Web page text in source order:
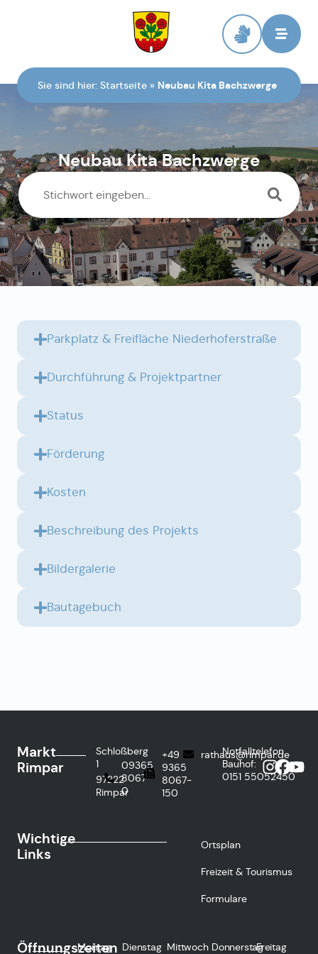
Sie sind hier: Startseite » Neubau Kita Bachzwerge
Neubau Kita Bachzwerge
Parkplatz & Freifläche Niederhoferstraße
Durchführung & Projektpartner
Status
Förderung
Kosten
Beschreibung des Projekts
Bildergalerie
Bautagebuch
Markt
Rimpar
Schloßberg
1
97222
Rimpar
09365
8067-
0
+49
9365
8067-
150
rathaus@rimpar.de
Notfalltelefon
Bauhof:
0151 55052450
Wichtige
Links
Ortsplan
Freizeit & Tourismus
Formulare
Öffnungszeiten
Montag
Dienstag Mittwoch DonnerstagFreitag